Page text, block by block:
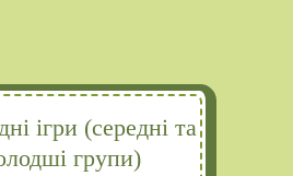
ігри (середні та
групи)